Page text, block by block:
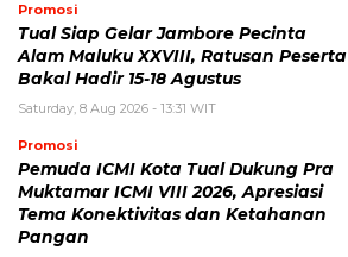
Promosi
Tual Siap Gelar Jambore Pecinta
Alam Maluku XXVIII, Ratusan Peserta
Bakal Hadir 15-18 Agustus
Saturday, 8 Aug 2026 - 13:31 WIT
Promosi
Pemuda ICMI Kota Tual Dukung Pra
Muktamar ICMI VIII 2026, Apresiasi
Tema Konektivitas dan Ketahanan
Pangan